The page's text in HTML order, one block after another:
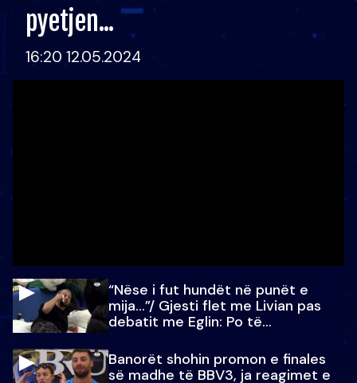
pyetjen...
16:20 12.05.2024
“Nëse i fut hundët në punët e
mija…”/ Gjesti flet me Livian pas
debatit me Eglin: Po të
Banorët shohin promon e finales
së madhe të BBV3, ja reagimet e